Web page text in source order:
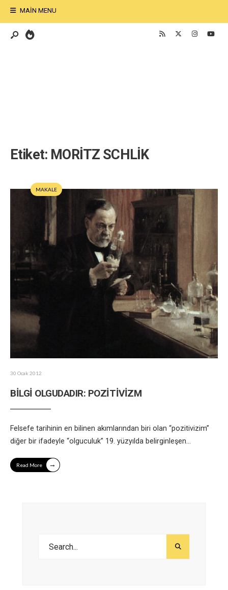
MAIN MENU
Etiket: MORİTZ SCHLİK
MAKALE
30 Ocak 2012
BİLGİ OLGUDADIR: POZİTİVİZM
Felsefe tarihinin en bilinen akımlarından biri olan “pozitivizim”
diğer bir ifadeyle “olguculuk” 19. yüzyılda belirginleşen...
Read More →